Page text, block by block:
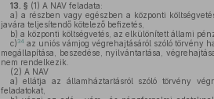
13. § (1) A NAV feladata:
a) a részben vagy egészben a központi
javára teljesítendő kötelező befizetés,
b) a központi költségvetés, az elkülönített állami
c) 34az uniós vámjog végrehajtásáról szóló törvény
megállapítása, beszedése, nyilvántartása,
nem rendelkezik.
(2) A NAV
a) ellátja az államháztartásról szóló törvény
feladatokat,